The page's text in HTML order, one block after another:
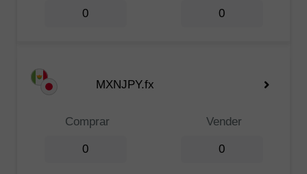
0 0
MXNJPY.fx
Comprar Vender
0 0